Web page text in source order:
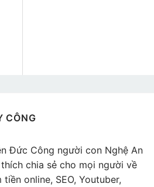
CÔNG
Đức Công người con Nghệ An
chia sẻ cho mọi người về
online, SEO, Youtuber,